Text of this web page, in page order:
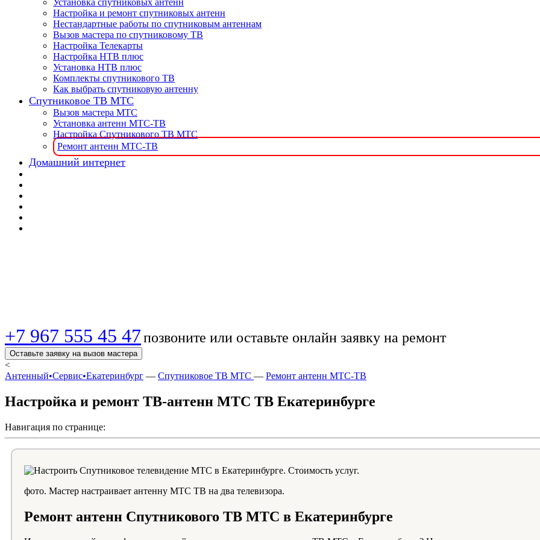
Установка спутниковых антенн
Настройка и ремонт спутниковых антенн
Нестандартные работы по спутниковым антеннам
Вызов мастера по спутниковому ТВ
Настройка Телекарты
Настройка НТВ плюс
Установка НТВ плюс
Комплекты спутникового ТВ
Как выбрать спутниковую антенну
Спутниковое ТВ МТС
Вызов мастера МТС
Установка антенн МТС-ТВ
Настройка Спутникового ТВ МТС
Ремонт антенн МТС-ТВ
Домашний интернет
+7 967 555 45 47позвоните или оставьте онлайн заявку на ремонт
Оставьте заявку на вызов мастера
<
Антенный•Сервис•Екатеринбург — Спутниковое ТВ МТС — Ремонт антенн МТС-ТВ
Настройка и ремонт ТВ-антенн МТС ТВ Екатеринбурге
Навигация по странице:
фото. Мастер настраивает антенну МТС ТВ на два телевизора.
Ремонт антенн Спутникового ТВ МТС в Екатеринбурге